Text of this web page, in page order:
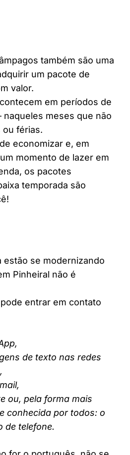
também são uma
um pacote de
valor.
em períodos de
naqueles meses que não
ou férias.
economizar e, em
momento de lazer em
os pacotes
temporada são
estão se modernizando
Pinheiral não é
entrar em contato
de texto nas redes
ou, pela forma mais
conhecida por todos: o
de telefone.